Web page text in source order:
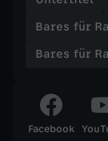
t
ä
g
l
Bares für
Bares für
Facebook